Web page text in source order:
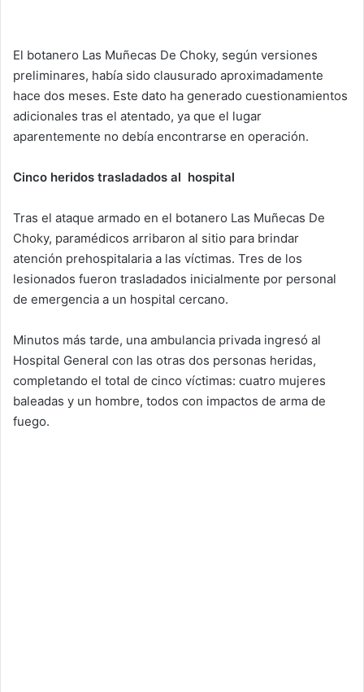
El botanero Las Muñecas De Choky, según versiones
preliminares, había sido clausurado aproximadamente
hace dos meses. Este dato ha generado cuestionamientos
adicionales tras el atentado, ya que el lugar
aparentemente no debía encontrarse en operación.
Cinco heridos trasladados al hospital
Tras el ataque armado en el botanero Las Muñecas De
Choky, paramédicos arribaron al sitio para brindar
atención prehospitalaria a las víctimas. Tres de los
lesionados fueron trasladados inicialmente por personal
de emergencia a un hospital cercano.
Minutos más tarde, una ambulancia privada ingresó al
Hospital General con las otras dos personas heridas,
completando el total de cinco víctimas: cuatro mujeres
baleadas y un hombre, todos con impactos de arma de
fuego.